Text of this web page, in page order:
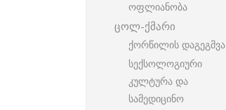
ოფლიანობა
ცოლ-ქმარი
ქორწილის დაგეგმვა
სექსოლოგიური
კულტურა და
სამედიცინო